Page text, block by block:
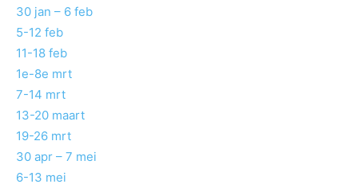
30 jan – 6 feb
5-12 feb
11-18 feb
1e-8e mrt
7-14 mrt
13-20 maart
19-26 mrt
30 apr – 7 mei
6-13 mei